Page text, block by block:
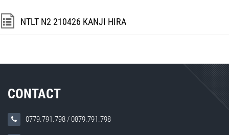
NTLT N2 210426 KANJI HIRA
CONTACT
0779.791.798/0879.791.798